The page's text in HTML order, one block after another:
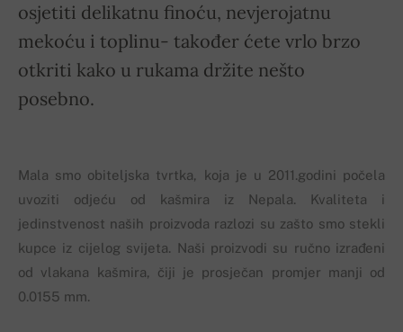
osjetiti delikatnu finoću, nevjerojatnu
mekoću i toplinu- također ćete vrlo brzo
otkriti kako u rukama držite nešto
posebno.
Mala smo obiteljska tvrtka, koja je u 2011.godini počela
uvoziti odjeću od kašmira iz Nepala. Kvaliteta i
jedinstvenost naših proizvoda razlozi su zašto smo stekli
kupce iz cijelog svijeta. Naši proizvodi su ručno izrađeni
od vlakana kašmira, čiji je prosječan promjer manji od
0.0155 mm.